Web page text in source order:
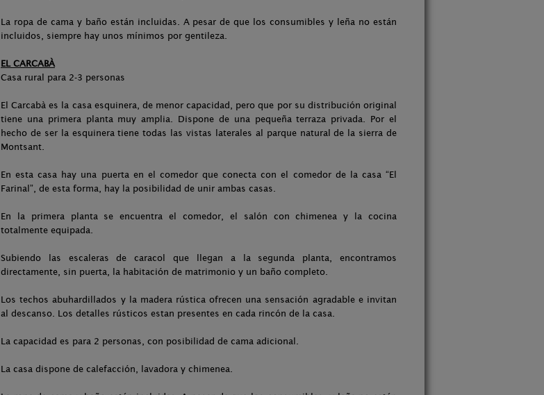
La ropa de cama y baño están incluidas. A pesar de que los consumibles y leña no están
incluidos, siempre hay unos mínimos por gentileza.
EL CARCABÀ
Casa rural para 2-3 personas
El Carcabà es la casa esquinera, de menor capacidad, pero que por su distribución original
tiene una primera planta muy amplia. Dispone de una pequeña terraza privada. Por el
hecho de ser la esquinera tiene todas las vistas laterales al parque natural de la sierra de
Montsant.
En esta casa hay una puerta en el comedor que conecta con el comedor de la casa “El
Farinal”, de esta forma, hay la posibilidad de unir ambas casas.
En la primera planta se encuentra el comedor, el salón con chimenea y la cocina
totalmente equipada.
Subiendo las escaleras de caracol que llegan a la segunda planta, encontramos
directamente, sin puerta, la habitación de matrimonio y un baño completo.
Los techos abuhardillados y la madera rústica ofrecen una sensación agradable e invitan
al descanso. Los detalles rústicos estan presentes en cada rincón de la casa.
La capacidad es para 2 personas, con posibilidad de cama adicional.
La casa dispone de calefacción, lavadora y chimenea.